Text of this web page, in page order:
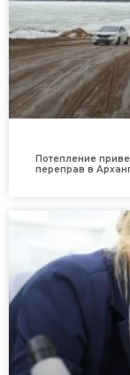
Потепление
переправ в